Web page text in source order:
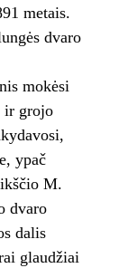
metais.
dvaro
mokėsi
ir grojo
ypač
M.
dvaro
dalis
glaudžiai